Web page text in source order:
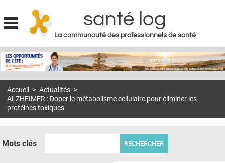
Jump to navigation
santé log
La communauté des professionnels de santé
MON COMPTE
S'ABONNER À LA REVUE SOIN À DOMICILE
Accueil > Actualités >
ALZHEIMER : Doper le métabolisme cellulaire pour éliminer les
protéines toxiques
Mots clés